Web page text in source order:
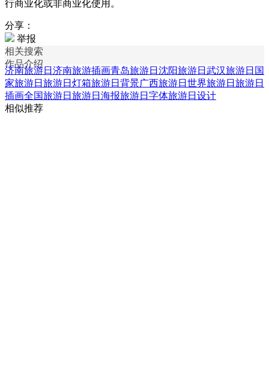
行商业化或非商业化使用。
分享：
举报
相关搜索
作品介绍
济南旅游日 济南旅游插画青岛旅游日 沈阳旅游日 武汉旅游日 国
家旅游日 旅游日灯箱旅游日背景广西旅游日 世界旅游日 旅游日
插画全国旅游日 旅游日海报旅游日字体旅游日设计
相似推荐